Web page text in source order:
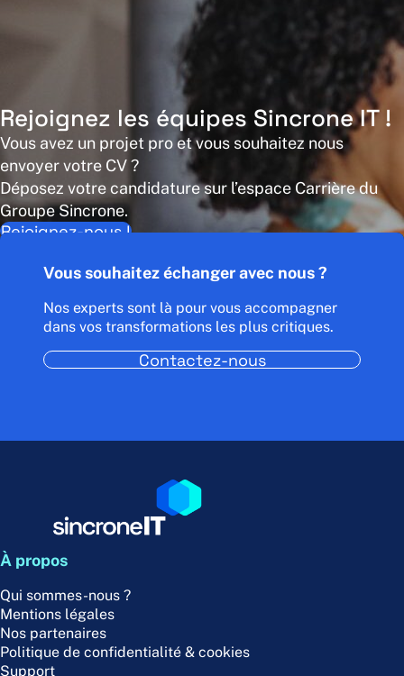
Rejoignez les équipes Sincrone IT !
Vous avez un projet pro et vous souhaitez nous
envoyer votre CV ?
Déposez votre candidature sur l’espace Carrière du
Groupe Sincrone.
Rejoignez-nous !
À propos
Qui sommes-nous ?
Mentions légales
Nos partenaires
Politique de confidentialité & cookies
Support
Vous souhaitez échanger avec nous ?
Nos experts sont là pour vous accompagner
dans vos transformations les plus critiques.
Contactez-nous